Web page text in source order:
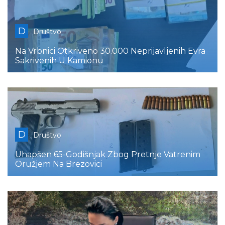
D Društvo
Na Vrbnici Otkriveno 30.000 Neprijavljenih Evra
Sakrivenih U Kamionu
D Društvo
Uhapšen 65-Godišnjak Zbog Pretnje Vatrenim
Oružjem Na Brezovici